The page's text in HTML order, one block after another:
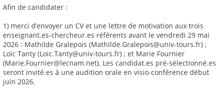
Afin de candidater :
1) merci d’envoyer un CV et une lettre de motivation aux trois
enseignant.es-chercheur.es référents avant le vendredi 29 mai
2026 : Mathilde Gralepois (Mathilde.Gralepois@univ-tours.fr) ;
Loïc Tanty (Loic.Tanty@univ-tours.fr) ; et Marie Fournier
(Marie.Fournier@lecnam.net). Les candidat.es pré-sélectionné.es
seront invité.es à une audition orale en visio-conférence début
juin 2026.